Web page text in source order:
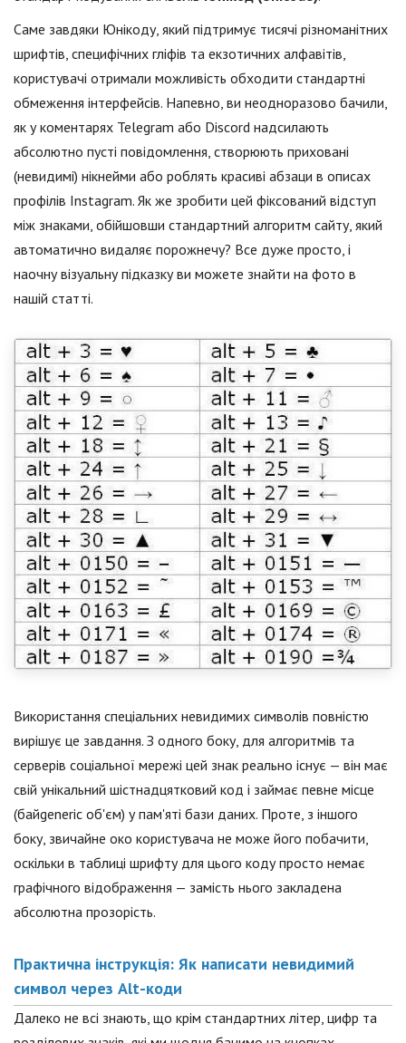
Саме завдяки Юнікоду, який підтримує тисячі різноманітних
шрифтів, специфічних гліфів та екзотичних алфавітів,
користувачі отримали можливість обходити стандартні
обмеження інтерфейсів. Напевно, ви неодноразово бачили,
як у коментарях Telegram або Discord надсилають
абсолютно пусті повідомлення, створюють приховані
(невидимі) нікнейми або роблять красиві абзаци в описах
профілів Instagram. Як же зробити цей фіксований відступ
між знаками, обійшовши стандартний алгоритм сайту, який
автоматично видаляє порожнечу? Все дуже просто, і
наочну візуальну підказку ви можете знайти на фото в
нашій статті.
Використання спеціальних невидимих символів повністю
вирішує це завдання. З одного боку, для алгоритмів та
серверів соціальної мережі цей знак реально існує — він має
свій унікальний шістнадцятковий код і займає певне місце
(байgeneric об'єм) у пам'яті бази даних. Проте, з іншого
боку, звичайне око користувача не може його побачити,
оскільки в таблиці шрифту для цього коду просто немає
графічного відображення — замість нього закладена
абсолютна прозорість.
Практична інструкція: Як написати невидимий
символ через Alt-коди
Далеко не всі знають, що крім стандартних літер, цифр та